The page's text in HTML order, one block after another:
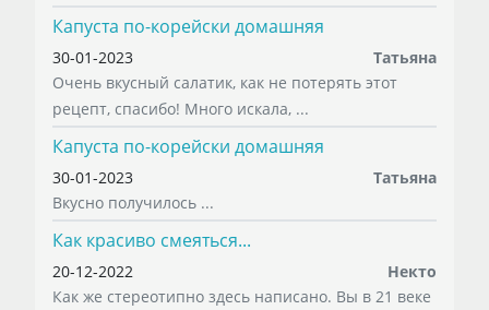
Капуста по-корейски домашняя
30-01-2023
Татьяна
Очень вкусный салатик, как не потерять этот
рецепт, спасибо! Много искала, ...
Капуста по-корейски домашняя
30-01-2023
Татьяна
Вкусно получилось ...
Как красиво смеяться...
20-12-2022
Некто
Как же стереотипно здесь написано. Вы в 21 веке